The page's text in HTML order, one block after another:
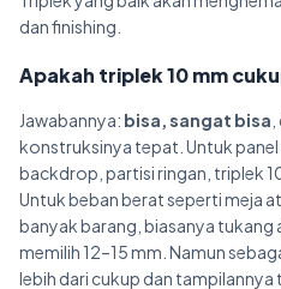
dan finishing.
Apakah triplek 10 mm
Jawabannya: bisa, sangat bisa
konstruksinya tepat. Untuk
backdrop, partisi ringan, triplek
Untuk beban berat seperti meja
banyak barang, biasanya tukang
memilih 12–15 mm. Namun
lebih dari cukup dan tampilannya